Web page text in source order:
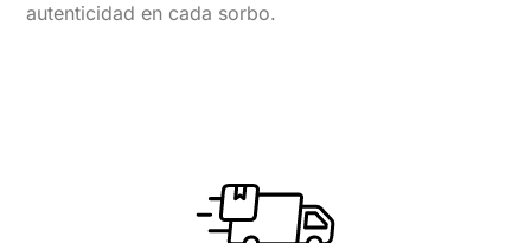
autenticidad en cada sorbo.